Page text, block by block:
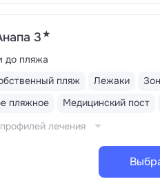
3★
до пляжа
пляж Лежаки
пляжное Медицинский пост
лечения